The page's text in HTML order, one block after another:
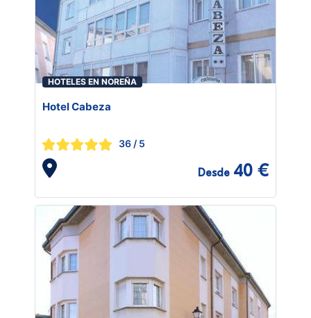
HOTELES EN NOREÑA
Hotel Cabeza
36 / 5
Desde 40 €